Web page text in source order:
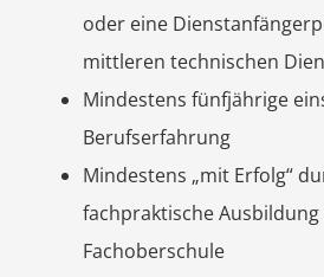
oder eine
mittleren technischen
Mindestens fünfjährige
Berufserfahrung
Mindestens „mit Erfolg“
fachpraktische
Fachoberschule